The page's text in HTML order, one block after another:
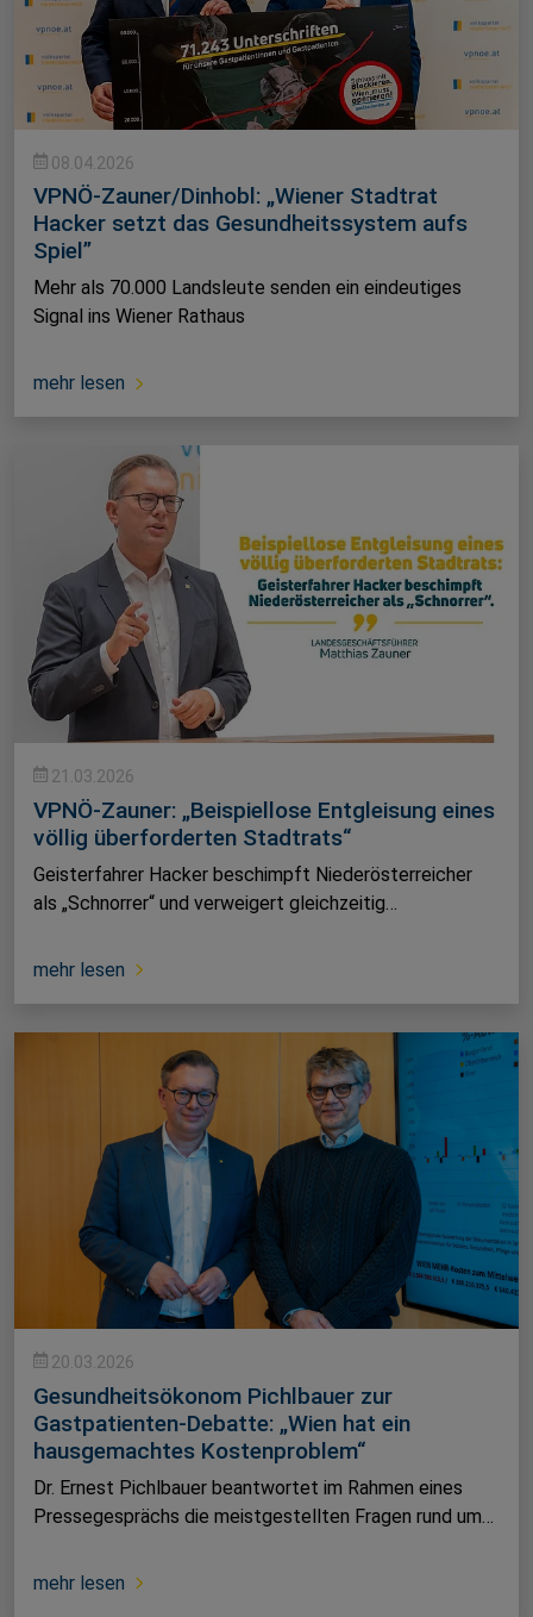
08.04.2026
VPNÖ-Zauner/Dinhobl: „Wiener Stadtrat
Hacker setzt das Gesundheitssystem aufs
Spiel”
Mehr als 70.000 Landsleute senden ein eindeutiges
Signal ins Wiener Rathaus
mehr lesen
21.03.2026
VPNÖ-Zauner: „Beispiellose Entgleisung eines
völlig überforderten Stadtrats“
Geisterfahrer Hacker beschimpft Niederösterreicher
als „Schnorrer“ und verweigert gleichzeitig…
mehr lesen
20.03.2026
Gesundheitsökonom Pichlbauer zur
Gastpatienten-Debatte: „Wien hat ein
hausgemachtes Kostenproblem“
Dr. Ernest Pichlbauer beantwortet im Rahmen eines
Pressegesprächs die meistgestellten Fragen rund um…
mehr lesen